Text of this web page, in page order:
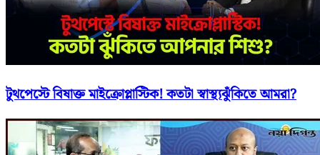
টুথপেস্টে বিষাক্ত মাইক্রোপ্লাস্টিক! কতটা স্বাস্থ্যঝুঁকিতে আমরা?